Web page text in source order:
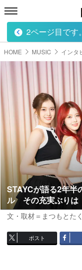
HOME MUSIC
HOME MUSIC インタ
STAYCが語る2年半
ル その充実ぶりは
文・取材＝まつもとた
ポスト
2ページ目です